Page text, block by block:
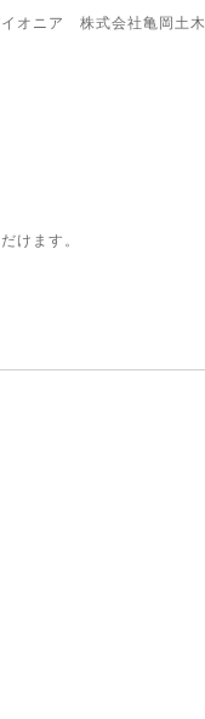
イオニア 株式会社亀岡土木
けます。